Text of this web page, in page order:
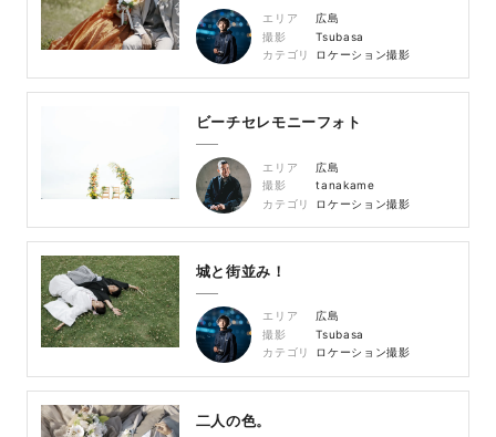
エリア
広島
撮影
Tsubasa
カテゴリ
ロケーション撮影
ビーチセレモニーフォト
エリア
広島
撮影
tanakame
カテゴリ
ロケーション撮影
城と街並み！
エリア
広島
撮影
Tsubasa
カテゴリ
ロケーション撮影
二人の色。